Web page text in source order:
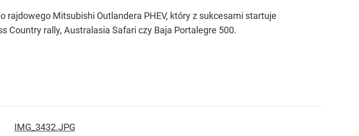
Mitsubishi Outlandera PHEV, który z sukcesami startuje
Country rally, Australasia Safari czy Baja Portalegre 500.